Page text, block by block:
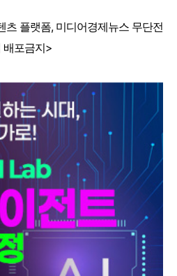
플랫폼, 미디어경제뉴스 무단전
배포금지>